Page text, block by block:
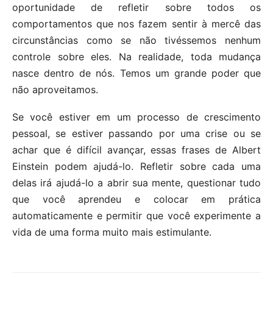
oportunidade de refletir sobre todos os
comportamentos que nos fazem sentir à mercê das
circunstâncias como se não tivéssemos nenhum
controle sobre eles. Na realidade, toda mudança
nasce dentro de nós. Temos um grande poder que
não aproveitamos.
Se você estiver em um processo de crescimento
pessoal, se estiver passando por uma crise ou se
achar que é difícil avançar, essas frases de Albert
Einstein podem ajudá-lo. Refletir sobre cada uma
delas irá ajudá-lo a abrir sua mente, questionar tudo
que você aprendeu e colocar em prática
automaticamente e permitir que você experimente a
vida de uma forma muito mais estimulante.